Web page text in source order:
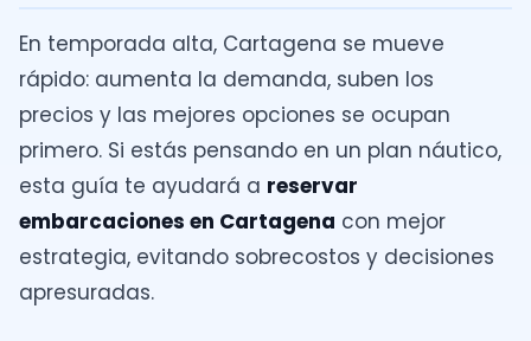
En temporada alta, Cartagena se mueve
rápido: aumenta la demanda, suben los
precios y las mejores opciones se ocupan
primero. Si estás pensando en un plan náutico,
esta guía te ayudará a reservar
embarcaciones en Cartagena con mejor
estrategia, evitando sobrecostos y decisiones
apresuradas.